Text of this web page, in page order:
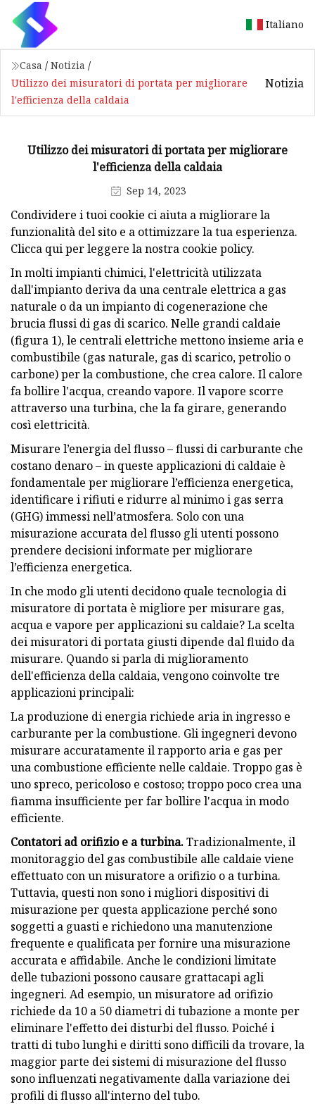
Italiano
Casa / Notizia /
Utilizzo dei misuratori di portata per migliorare
l'efficienza della caldaia
Notizia
Utilizzo dei misuratori di portata per migliorare
l'efficienza della caldaia
Sep 14, 2023
Condividere i tuoi cookie ci aiuta a migliorare la
funzionalità del sito e a ottimizzare la tua esperienza.
Clicca qui per leggere la nostra cookie policy.
In molti impianti chimici, l'elettricità utilizzata
dall'impianto deriva da una centrale elettrica a gas
naturale o da un impianto di cogenerazione che
brucia flussi di gas di scarico. Nelle grandi caldaie
(figura 1), le centrali elettriche mettono insieme aria e
combustibile (gas naturale, gas di scarico, petrolio o
carbone) per la combustione, che crea calore. Il calore
fa bollire l'acqua, creando vapore. Il vapore scorre
attraverso una turbina, che la fa girare, generando
così elettricità.
Misurare l’energia del flusso – flussi di carburante che
costano denaro – in queste applicazioni di caldaie è
fondamentale per migliorare l’efficienza energetica,
identificare i rifiuti e ridurre al minimo i gas serra
(GHG) immessi nell’atmosfera. Solo con una
misurazione accurata del flusso gli utenti possono
prendere decisioni informate per migliorare
l’efficienza energetica.
In che modo gli utenti decidono quale tecnologia di
misuratore di portata è migliore per misurare gas,
acqua e vapore per applicazioni su caldaie? La scelta
dei misuratori di portata giusti dipende dal fluido da
misurare. Quando si parla di miglioramento
dell'efficienza della caldaia, vengono coinvolte tre
applicazioni principali:
La produzione di energia richiede aria in ingresso e
carburante per la combustione. Gli ingegneri devono
misurare accuratamente il rapporto aria e gas per
una combustione efficiente nelle caldaie. Troppo gas è
uno spreco, pericoloso e costoso; troppo poco crea una
fiamma insufficiente per far bollire l'acqua in modo
efficiente.
Contatori ad orifizio e a turbina.Tradizionalmente, il
monitoraggio del gas combustibile alle caldaie viene
effettuato con un misuratore a orifizio o a turbina.
Tuttavia, questi non sono i migliori dispositivi di
misurazione per questa applicazione perché sono
soggetti a guasti e richiedono una manutenzione
frequente e qualificata per fornire una misurazione
accurata e affidabile. Anche le condizioni limitate
delle tubazioni possono causare grattacapi agli
ingegneri. Ad esempio, un misuratore ad orifizio
richiede da 10 a 50 diametri di tubazione a monte per
eliminare l'effetto dei disturbi del flusso. Poiché i
tratti di tubo lunghi e diritti sono difficili da trovare, la
maggior parte dei sistemi di misurazione del flusso
sono influenzati negativamente dalla variazione dei
profili di flusso all'interno del tubo.